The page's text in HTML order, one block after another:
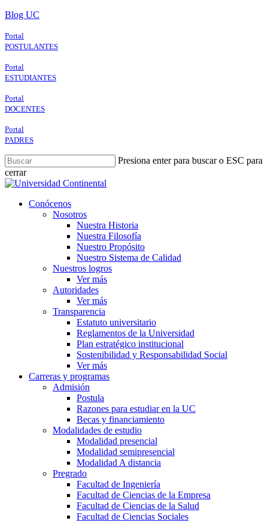
Skip
main
content
Blog UC
Portal
POSTULANTES
Portal
ESTUDIANTES
Portal
DOCENTES
Portal
PADRES
Presiona enter para buscar o ESC para
cerrar
Close
search
Menu
Conócenos
Nosotros
Nuestra Historia
Nuestra Filosofía
Nuestro Propósito
Nuestro Sistema de Calidad
Nuestros logros
Ver más
Autoridades
Ver más
Transparencia
Estatuto universitario
Reglamentos de la Universidad
Plan estratégico institucional
Sostenibilidad y Responsabilidad Social
Ver más
Carreras y programas
Admisión
Postula
Razones para estudiar en la UC
Becas y financiamiento
Modalidades de estudio
Modalidad presencial
Modalidad semipresencial
Modalidad A distancia
Pregrado
Facultad de Ingeniería
Facultad de Ciencias de la Empresa
Facultad de Ciencias de la Salud
Facultad de Ciencias Sociales